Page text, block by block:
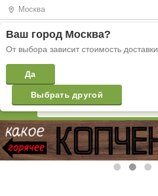
Москва
Ваш город Москва?
От выбора зависит стоимость доставки
Да
Выбрать другой